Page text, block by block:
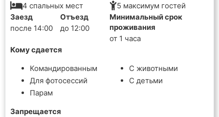
4 спальных мест
5 максимум гостей
Заезд
после 14:00
Отъезд
до 12:00
Минимальный срок
проживания
от 1 часа
Кому сдается
Командированным
Для фотосессий
Парам
С животными
С детьми
Запрещается